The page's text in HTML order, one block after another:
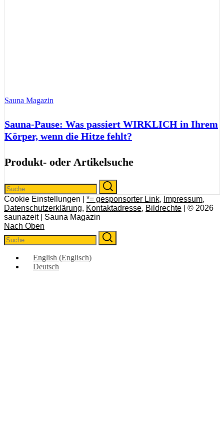
Sauna Magazin
Sauna-Pause: Was passiert WIRKLICH in Ihrem
Körper, wenn die Hitze fehlt?
Produkt- oder Artikelsuche
Search
for:
Cookie Einstellungen | *= gesponsorter Link, Impressum,
Datenschutzerklärung, Kontaktadresse, Bildrechte | © 2026
saunazeit | Sauna Magazin
Nach Oben
Search
for:
English (Englisch)
Deutsch